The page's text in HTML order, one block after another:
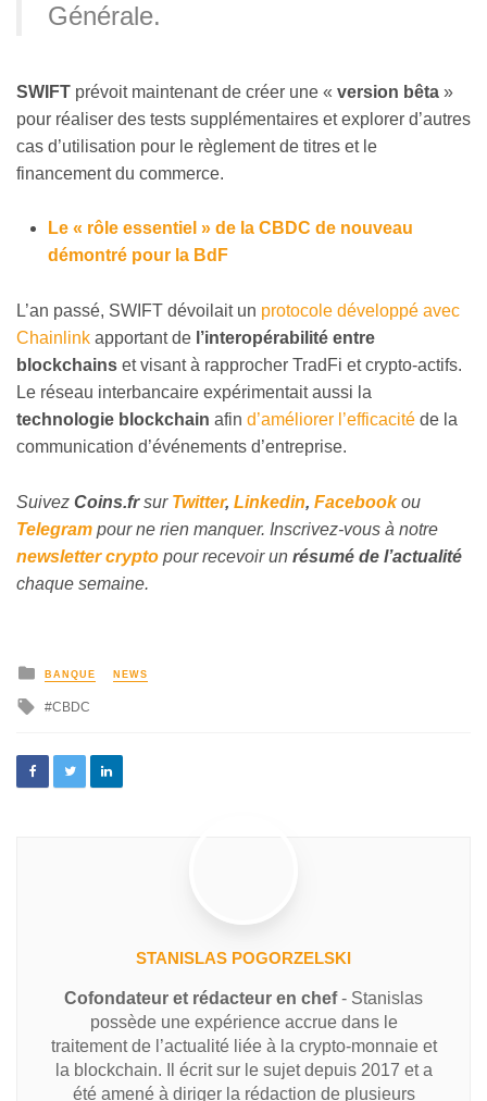
Générale.
SWIFT prévoit maintenant de créer une « version bêta »
pour réaliser des tests supplémentaires et explorer d’autres
cas d’utilisation pour le règlement de titres et le
financement du commerce.
Le « rôle essentiel » de la CBDC de nouveau
démontré pour la BdF
L’an passé, SWIFT dévoilait un protocole développé avec
Chainlink apportant de l’interopérabilité entre
blockchains et visant à rapprocher TradFi et crypto-actifs.
Le réseau interbancaire expérimentait aussi la
technologie blockchain afin d’améliorer l’efficacité de la
communication d’événements d’entreprise.
Suivez Coins.frsur Twitter, Linkedin, Facebookou
Telegram pour ne rien manquer. Inscrivez-vous à notre
newsletter crypto pour recevoir un résumé de l’actualité
chaque semaine.
BANQUE NEWS
CBDC
STANISLAS POGORZELSKI
Cofondateur et rédacteur en chef- Stanislas
possède une expérience accrue dans le
traitement de l’actualité liée à la crypto-monnaie et
la blockchain. Il écrit sur le sujet depuis 2017 et a
été amené à diriger la rédaction de plusieurs